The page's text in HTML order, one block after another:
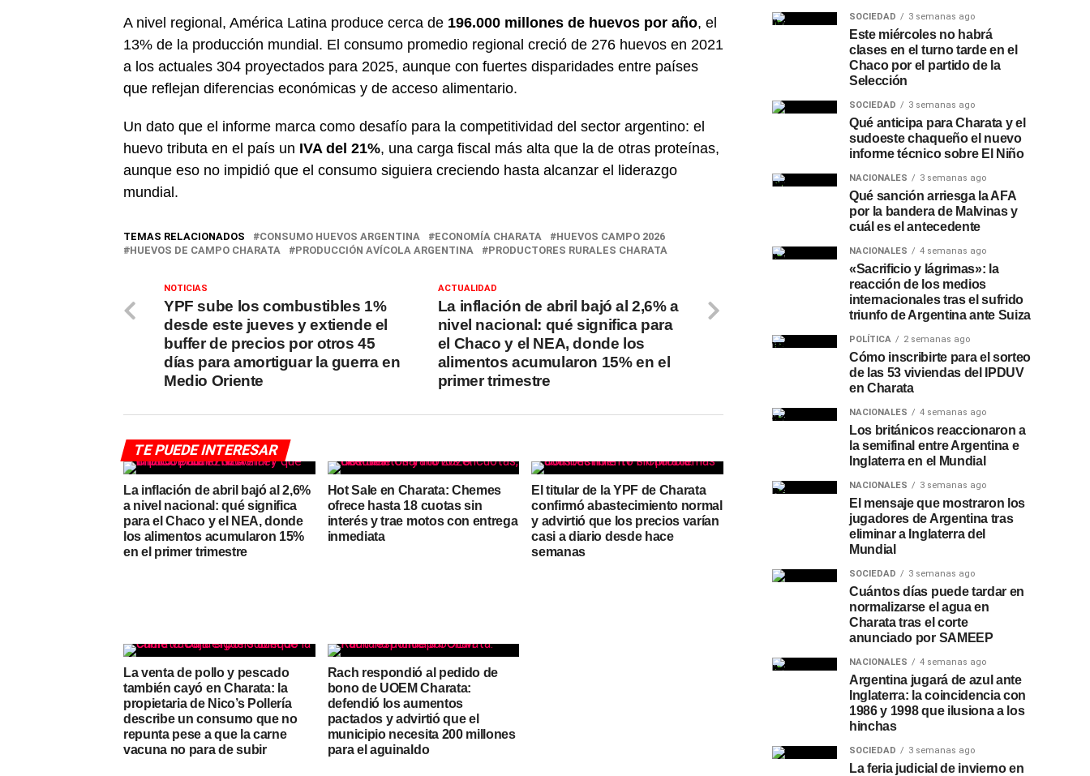
A nivel regional, América Latina produce cerca de 196.000 millones de huevos por año, el
13% de la producción mundial. El consumo promedio regional creció de 276 huevos en 2021
a los actuales 304 proyectados para 2025, aunque con fuertes disparidades entre países
que reflejan diferencias económicas y de acceso alimentario.
Un dato que el informe marca como desafío para la competitividad del sector argentino: el
huevo tributa en el país un IVA del 21%, una carga fiscal más alta que la de otras proteínas,
aunque eso no impidió que el consumo siguiera creciendo hasta alcanzar el liderazgo
mundial.
TEMAS RELACIONADOS CONSUMO HUEVOS ARGENTINA ECONOMÍA CHARATA
HUEVOS CAMPO 2026
HUEVOS DE CAMPO CHARATA
PRODUCCIÓN AVÍCOLA ARGENTINA PRODUCTORES RURALES CHARATA
ACTUALIDAD
La inflación de abril bajó al 2,6% a
nivel nacional: qué significa para
el Chaco y el NEA, donde los
alimentos acumularon 15% en el
primer trimestre
NOTICIAS
YPF sube los combustibles 1%
desde este jueves y extiende el
buffer de precios por otros 45
días para amortiguar la guerra en
Medio Oriente
TE PUEDE INTERESAR
La inflación de abril bajó al 2,6%
a nivel nacional: qué significa
para el Chaco y el NEA, donde
los alimentos acumularon 15%
en el primer trimestre
Hot Sale en Charata: Chemes
ofrece hasta 18 cuotas sin
interés y trae motos con entrega
inmediata
El titular de la YPF de Charata
confirmó abastecimiento normal
y advirtió que los precios varían
casi a diario desde hace
semanas
La venta de pollo y pescado
también cayó en Charata: la
propietaria de Nico’s Pollería
describe un consumo que no
repunta pese a que la carne
vacuna no para de subir
Rach respondió al pedido de
bono de UOEM Charata:
defendió los aumentos
pactados y advirtió que el
municipio necesita 200 millones
para el aguinaldo
SOCIEDAD 3 semanas ago
Este miércoles no habrá
clases en el turno tarde en el
Chaco por el partido de la
Selección
SOCIEDAD 3 semanas ago
Qué anticipa para Charata y el
sudoeste chaqueño el nuevo
informe técnico sobre El Niño
NACIONALES 3 semanas ago
Qué sanción arriesga la AFA
por la bandera de Malvinas y
cuál es el antecedente
NACIONALES 4 semanas ago
«Sacrificio y lágrimas»: la
reacción de los medios
internacionales tras el sufrido
triunfo de Argentina ante Suiza
POLÍTICA 2 semanas ago
Cómo inscribirte para el sorteo
de las 53 viviendas del IPDUV
en Charata
NACIONALES 4 semanas ago
Los británicos reaccionaron a
la semifinal entre Argentina e
Inglaterra en el Mundial
NACIONALES 3 semanas ago
El mensaje que mostraron los
jugadores de Argentina tras
eliminar a Inglaterra del
Mundial
SOCIEDAD 3 semanas ago
Cuántos días puede tardar en
normalizarse el agua en
Charata tras el corte
anunciado por SAMEEP
NACIONALES 4 semanas ago
Argentina jugará de azul ante
Inglaterra: la coincidencia con
1986 y 1998 que ilusiona a los
hinchas
SOCIEDAD 3 semanas ago
La feria judicial de invierno en